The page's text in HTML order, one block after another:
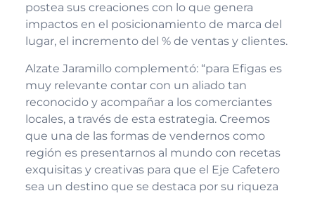
postea sus creaciones con lo que genera
impactos en el posicionamiento de marca del
lugar, el incremento del % de ventas y clientes.
Alzate Jaramillo complementó: “para Efigas es
muy relevante contar con un aliado tan
reconocido y acompañar a los comerciantes
locales, a través de esta estrategia. Creemos
que una de las formas de vendernos como
región es presentarnos al mundo con recetas
exquisitas y creativas para que el Eje Cafetero
sea un destino que se destaca por su riqueza